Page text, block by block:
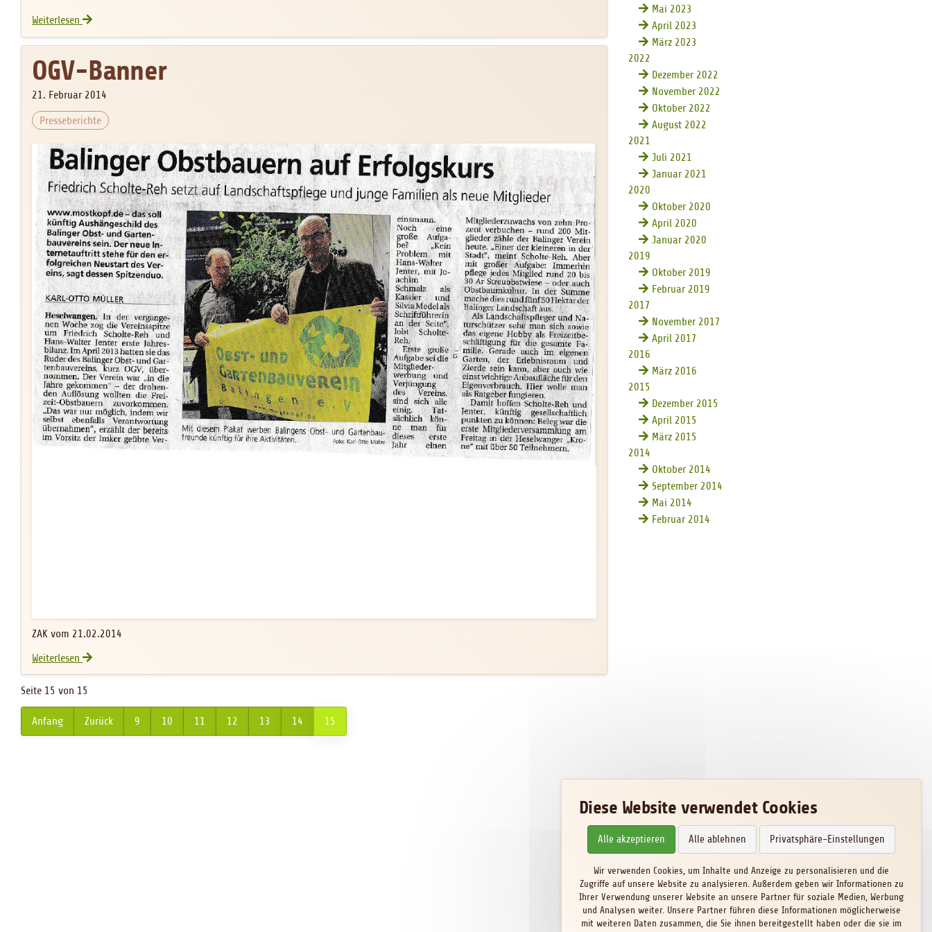
Diese Website verwendet Cookies
Alle akzeptieren Alle ablehnen Privatsphäre-Einstellungen
Wir verwenden Cookies, um Inhalte und Anzeige zu personalisieren und die
Zugriffe auf unsere Website zu analysieren. Außerdem geben wir Informationen zu
Ihrer Verwendung unserer Website an unsere Partner für soziale Medien, Werbung
und Analysen weiter. Unsere Partner führen diese Informationen möglicherweise
mit weiteren Daten zusammen, die Sie ihnen bereitgestellt haben oder die sie im
Mai 2023
April 2023
März 2023
2022
Dezember 2022
November 2022
Oktober 2022
August 2022
2021
Juli 2021
Januar 2021
2020
Oktober 2020
April 2020
Januar 2020
2019
Oktober 2019
Februar 2019
2017
November 2017
April 2017
2016
März 2016
2015
Dezember 2015
April 2015
März 2015
2014
Oktober 2014
September 2014
Mai 2014
Februar 2014
Weiterlesen
Kunst der Sense lebt wieder
OGV-Banner
21. Februar 2014
Presseberichte
ZAK vom 21.02.2014
Weiterlesen
OGV-Banner
Seite 15 von 15
Anfang Zurück 9 10 11 12 13 14 15